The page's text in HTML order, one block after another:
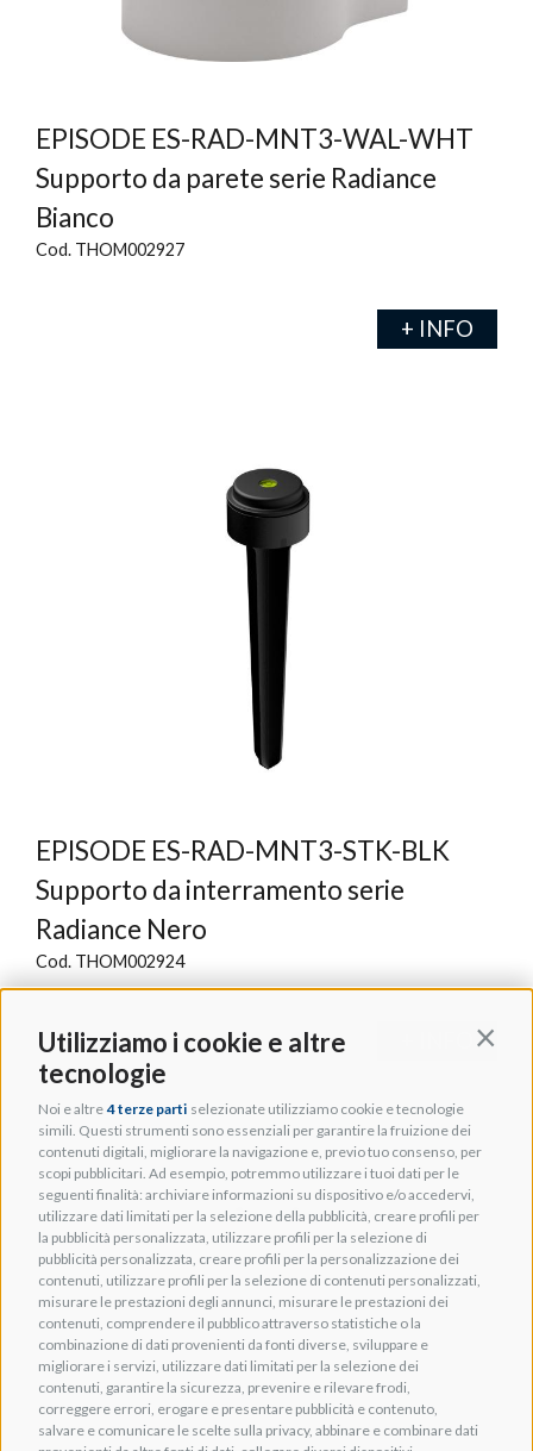
Utilizziamo i cookie e altre
tecnologie
Noi e altre 4 terze parti selezionate utilizziamo cookie e tecnologie
simili. Questi strumenti sono essenziali per garantire la fruizione dei
contenuti digitali, migliorare la navigazione e, previo tuo consenso, per
scopi pubblicitari. Ad esempio, potremmo utilizzare i tuoi dati per le
seguenti finalità: archiviare informazioni su dispositivo e/o accedervi,
utilizzare dati limitati per la selezione della pubblicità, creare profili per
la pubblicità personalizzata, utilizzare profili per la selezione di
pubblicità personalizzata, creare profili per la personalizzazione dei
contenuti, utilizzare profili per la selezione di contenuti personalizzati,
misurare le prestazioni degli annunci, misurare le prestazioni dei
contenuti, comprendere il pubblico attraverso statistiche o la
combinazione di dati provenienti da fonti diverse, sviluppare e
migliorare i servizi, utilizzare dati limitati per la selezione dei
contenuti, garantire la sicurezza, prevenire e rilevare frodi,
correggere errori, erogare e presentare pubblicità e contenuto,
salvare e comunicare le scelte sulla privacy, abbinare e combinare dati
EPISODE ES-RAD-MNT3-WAL-WHT
Supporto da parete serie Radiance
Bianco
Cod. THOM002927
+ INFO
EPISODE ES-RAD-MNT3-STK-BLK
Supporto da interramento serie
Radiance Nero
Cod. THOM002924